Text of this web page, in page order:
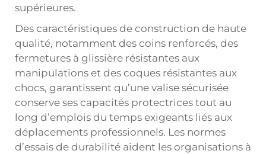
supérieures.
Des caractéristiques de construction de haute
qualité, notamment des coins renforcés, des
fermetures à glissière résistantes aux
manipulations et des coques résistantes aux
chocs, garantissent qu’une valise sécurisée
conserve ses capacités protectrices tout au
long d’emplois du temps exigeants liés aux
déplacements professionnels. Les normes
d’essais de durabilité aident les organisations à